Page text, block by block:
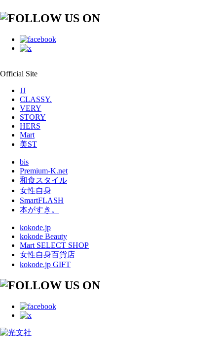
Official Site
JJ
CLASSY.
VERY
STORY
HERS
Mart
美ST
bis
Premium-K.net
和食スタイル
女性自身
SmartFLASH
本がすき。
kokode.jp
kokode Beauty
Mart SELECT SHOP
女性自身百貨店
kokode.jp GIFT